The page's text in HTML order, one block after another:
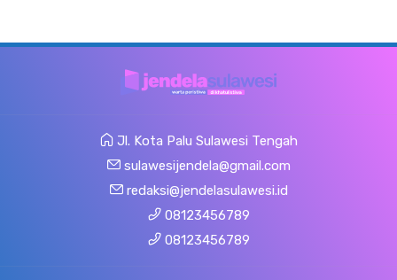
Jl. Kota Palu Sulawesi Tengah
sulawesijendela@gmail.com
redaksi@jendelasulawesi.id
08123456789
08123456789